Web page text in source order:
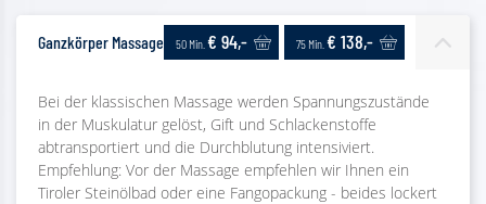
Ganzkörper Massage 50 Min. € 94,- 75 Min. € 138,-
Bei der klassischen Massage werden Spannungszustände
in der Muskulatur gelöst, Gift und Schlackenstoffe
abtransportiert und die Durchblutung intensiviert.
Empfehlung: Vor der Massage empfehlen wir Ihnen ein
Tiroler Steinölbad oder eine Fangopackung - beides lockert